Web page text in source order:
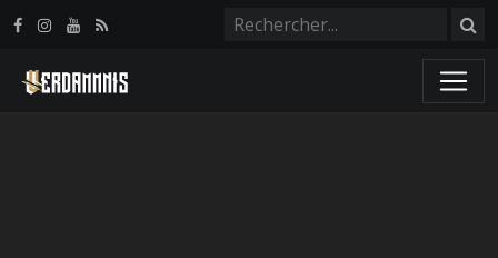
Panneau de gestion des cookies